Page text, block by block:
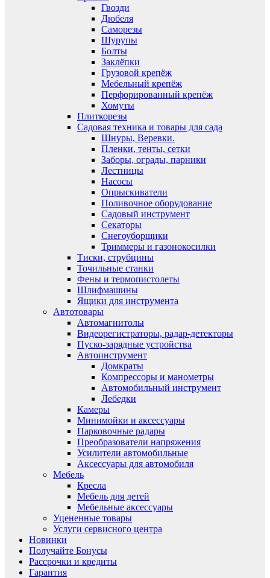
Гвозди
Дюбеля
Саморезы
Шурупы
Болты
Заклёпки
Грузовой крепёж
Мебельный крепёж
Перфорированный крепёж
Хомуты
Плиткорезы
Садовая техника и товары для сада
Шнуры, Веревки.
Пленки, тенты, сетки
Заборы, ограды, парники
Лестницы
Насосы
Опрыскиватели
Поливочное оборудование
Садовый инструмент
Секаторы
Снегоуборщики
Триммеры и газонокосилки
Тиски, струбцины
Точильные станки
Фены и термопистолеты
Шлифмашины
Ящики для инструмента
Автотовары
Автомагнитолы
Видеорегистраторы, радар-детекторы
Пуско-зарядные устройства
Автоинструмент
Домкраты
Компрессоры и манометры
Автомобильный инструмент
Лебедки
Камеры
Минимойки и аксессуары
Парковочные радары
Преобразователи напряжения
Усилители автомобильные
Аксессуары для автомобиля
Мебель
Кресла
Мебель для детей
Мебельные аксессуары
Уцененные товары
Услуги сервисного центра
Новинки
Получайте Бонусы
Рассрочки и кредиты
Гарантия